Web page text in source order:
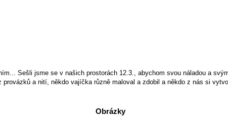
Sešli jsme se v našich prostorách 12.3., abychom svou náladou a
a nití, někdo vajíčka různě maloval a zdobil a někdo z nás si
Obrázky